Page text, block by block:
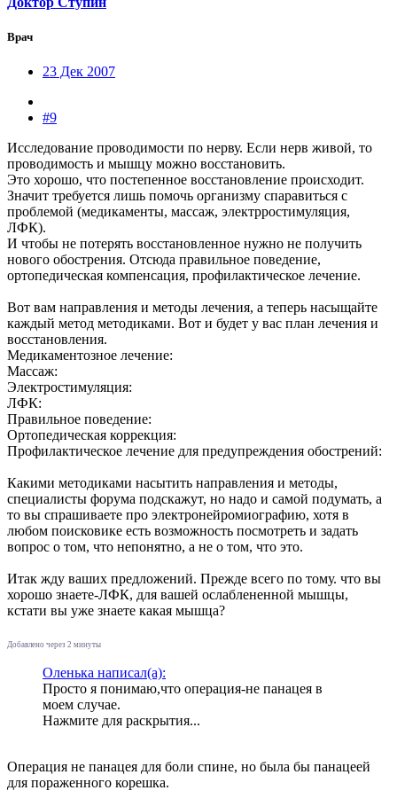
Врач
23 Дек 2007
#9
Исследование проводимости по нерву. Если нерв живой, то
проводимость и мышцу можно восстановить.
Это хорошо, что постепенное восстановление происходит.
Значит требуется лишь помочь организму спаравиться с
проблемой (медикаменты, массаж, электрростимуляция,
ЛФК).
И чтобы не потерять восстановленное нужно не получить
нового обострения. Отсюда правильное поведение,
ортопедическая компенсация, профилактическое лечение.
Вот вам направления и методы лечения, а теперь насыщайте
каждый метод методиками. Вот и будет у вас план лечения и
восстановления.
Медикаментозное лечение:
Массаж:
Электростимуляция:
ЛФК:
Правильное поведение:
Ортопедическая коррекция:
Профилактическое лечение для предупреждения обострений:
Какими методиками насытить направления и методы,
специалисты форума подскажут, но надо и самой подумать, а
то вы спрашиваете про электронейромиографию, хотя в
любом поисковике есть возможность посмотреть и задать
вопрос о том, что непонятно, а не о том, что это.
Итак жду ваших предложений. Прежде всего по тому. что вы
хорошо знаете-ЛФК, для вашей ослаблененной мышцы,
кстати вы уже знаете какая мышца?
Добавлено через 2 минуты
Оленька написал(а):
Просто я понимаю,что операция-не панацея в
моем случае.
Нажмите для раскрытия...
Операция не панацея для боли спине, но была бы панацеей
для пораженного корешка.